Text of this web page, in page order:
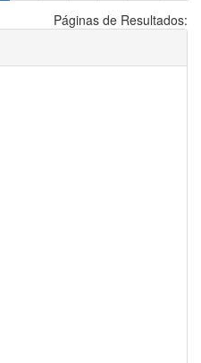
Páginas de Resultados: